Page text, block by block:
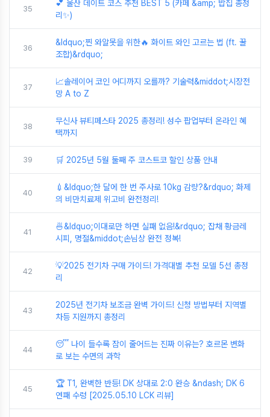
35
💕 울산 데이트 코스 추천 BEST 5 (카페 &amp; 밥집 총정
리✨)
36
&ldquo;찐 와알못을 위한🔥 화이트 와인 고르는 법 (ft. 꿀
조합)&rdquo;
37
📈솔레이어 코인 어디까지 오를까? 기술력&middot;시장전
망 A to Z
38
무신사 뷰티페스타 2025 총정리! 성수 팝업부터 온라인 혜
택까지
39 🛒 2025년 5월 둘째 주 코스트코 할인 상품 안내
40
💉&ldquo;한 달에 한 번 주사로 10kg 감량?&rdquo; 화제
의 비만치료제 위고비 완전정리!
41
🍜&ldquo;이대로만 하면 실패 없음!&rdquo; 잡채 황금레
시피, 명절&middot;손님상 완전 정복!
42
💡2025 전기차 구매 가이드! 가격대별 추천 모델 5선 총정
리
43
2025년 전기차 보조금 완벽 가이드! 신청 방법부터 지역별
차등 지원까지 총정리
44
😴 나이 들수록 잠이 줄어드는 진짜 이유는? 호르몬 변화
로 보는 수면의 과학
45
🏆 T1, 완벽한 반등! DK 상대로 2:0 완승 &ndash; DK 6
연패 수렁 [2025.05.10 LCK 리뷰]